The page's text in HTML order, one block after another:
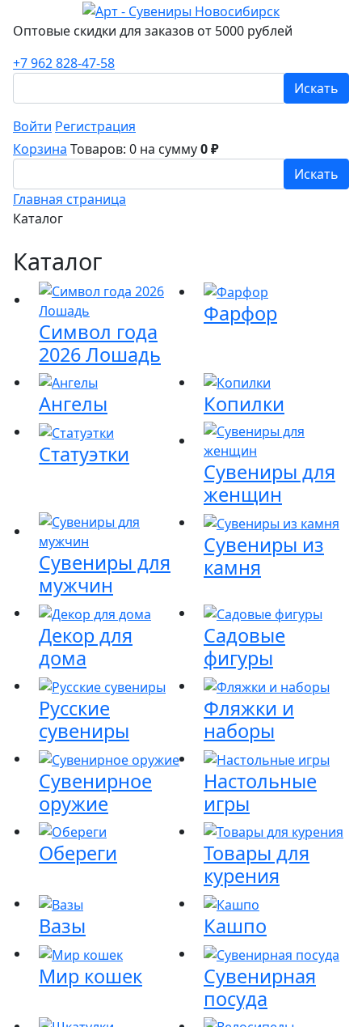
Оптовые скидки для заказов от 5000 рублей
+7 962 828-47-58
Искать
Войти Регистрация
Корзина Товаров: 0 на сумму0 ₽
Искать
Главная страница
Каталог
Каталог
Символ года
2026 Лошадь
Фарфор
Ангелы
Копилки
Статуэтки
Сувениры для
женщин
Сувениры для
мужчин
Сувениры из
камня
Декор для
дома
Садовые
фигуры
Русские
сувениры
Фляжки и
наборы
Сувенирное
оружие
Настольные
игры
Обереги
Товары для
курения
Вазы
Кашпо
Мир кошек
Сувенирная
посуда